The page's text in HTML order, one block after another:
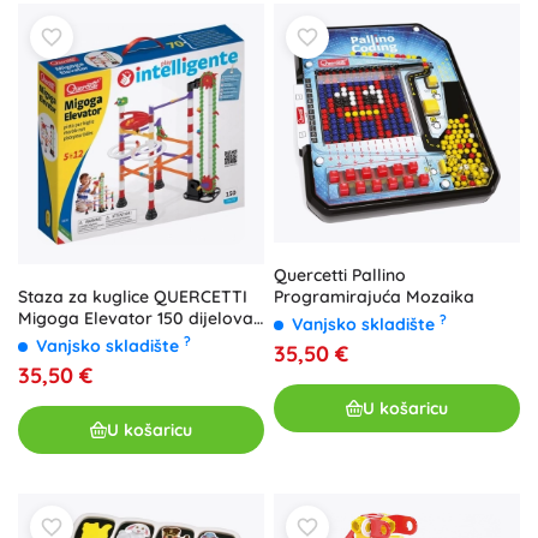
Staza za kuglice QUERCETTI
Migoga Elevator 150 dijelova
s dizalom
Vanjsko skladište ?
35,50 €
U košaricu
Quercetti Pallino
Programirajuća Mozaika
Vanjsko skladište ?
35,50 €
U košaricu